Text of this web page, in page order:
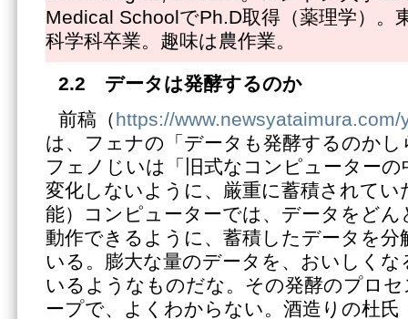
Medical SchoolでPh.D取得（薬理学）。
科学科卒業。趣味は農作業。
2.2 データは発酵するのか
前稿（https://
は、フェナの「データも発酵するのか
フェノじいは「旧式なコンピューター
変化しないように、厳重に蓄積されてい
能）コンピューターでは、データをど
動作できるように、蓄積したデータを分
いる。膨大な量のデータを、おいしく
いるようなものだな。その発酵のプロ
ープで、よくわからない。酒造りの杜氏